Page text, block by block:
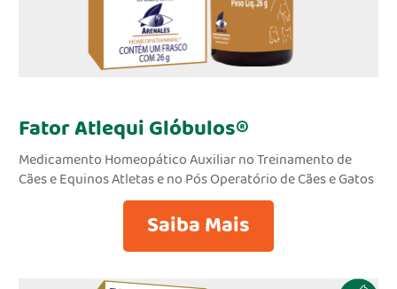
Fator Atlequi Glóbulos®
Medicamento Homeopático Auxiliar no Treinamento de
Cães e Equinos Atletas e no Pós Operatório de Cães e Gatos
Saiba Mais